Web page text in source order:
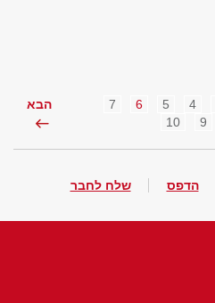
4
5
6
7
9
10
הבא
הדפס שלח לחבר